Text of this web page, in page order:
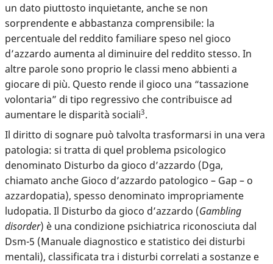
un dato piuttosto inquietante, anche se non
sorprendente e abbastanza comprensibile: la
percentuale del reddito familiare speso nel gioco
d’azzardo aumenta al diminuire del reddito stesso. In
altre parole sono proprio le classi meno abbienti a
giocare di più. Questo rende il gioco una “tassazione
volontaria” di tipo regressivo che contribuisce ad
aumentare le disparità sociali3.
Il diritto di sognare può talvolta trasformarsi in una vera
patologia: si tratta di quel problema psicologico
denominato Disturbo da gioco d’azzardo (Dga,
chiamato anche Gioco d’azzardo patologico – Gap – o
azzardopatia), spesso denominato impropriamente
ludopatia. Il Disturbo da gioco d’azzardo (Gambling
disorder) è una condizione psichiatrica riconosciuta dal
Dsm-5 (Manuale diagnostico e statistico dei disturbi
mentali), classificata tra i disturbi correlati a sostanze e